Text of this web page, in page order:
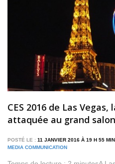
CES 2016 de Las Vegas,
attaquée au grand
POSTÉ LE : 11 JANVIER 2016 À 19 H 55
MEDIA COMMUNICATION